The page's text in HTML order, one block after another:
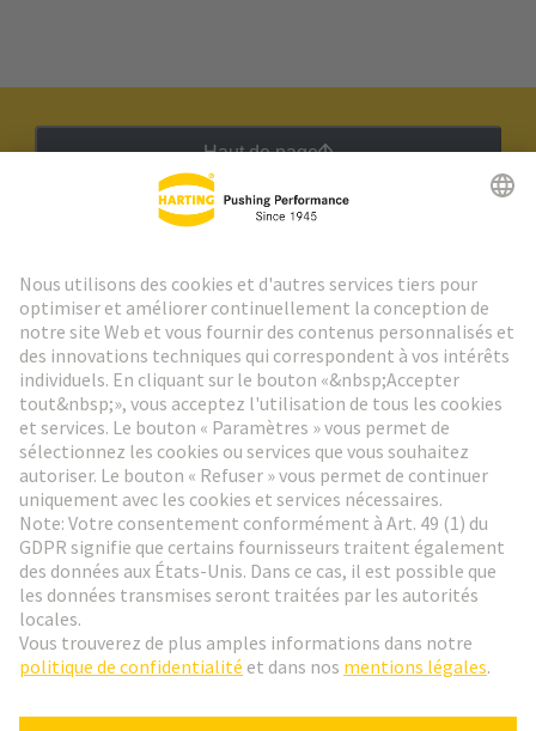
Haut de page
Aller à l'inscription
Social Media
France Français